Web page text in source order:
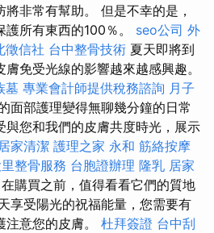
非常有幫助。 但是不幸的是，
所有東西的100％。 seo公司 外
徵信社 台中整骨技術 夏天即將到
免受光線的影響越來越感興趣。
墓 專業會計師提供稅務諮詢 月子
面部護理變得無聊幾分鐘的日常
與您和我們的皮膚共度時光，展示
家清潔 護理之家 永和 筋絡按摩
整骨服務 台胞證辦理 隆乳 居家
在購買之前，值得看看它們的質地
享受陽光的祝福能量，您需要有
意您的皮膚。 杜拜簽證 台中刮